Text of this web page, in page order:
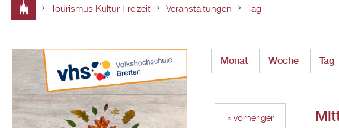
sind
hier
Tourismus Kultur Freizeit Veranstaltungen Tag
Monat Woche Tag
« vorheriger